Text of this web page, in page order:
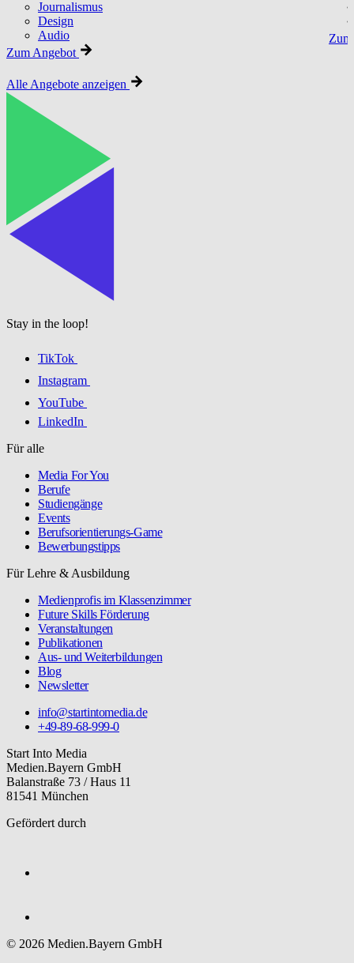
Journalismus
Design
Audio
Zum Angebot
Alle Angebote anzeigen
Stay in the loop!
TikTok
Instagram
YouTube
LinkedIn
Für alle
Media For You
Berufe
Studiengänge
Events
Berufsorientierungs-Game
Bewerbungstipps
Für Lehre & Ausbildung
Medienprofis im Klassenzimmer
Future Skills Förderung
Veranstaltungen
Publikationen
Aus- und Weiterbildungen
Blog
Newsletter
info@startintomedia.de
+49-89-68-999-0
Start Into Media
Medien.Bayern GmbH
Balanstraße 73 / Haus 11
81541 München
Gefördert durch
© 2026 Medien.Bayern GmbH